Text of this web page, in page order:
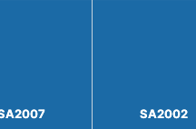
SA2002
SA2002